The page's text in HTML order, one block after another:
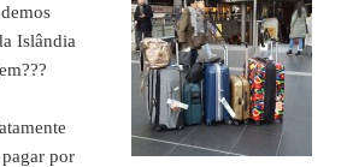
Islândia
por